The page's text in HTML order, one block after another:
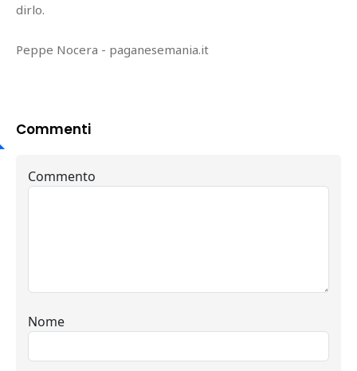
dirlo.
Peppe Nocera - paganesemania.it
Commenti